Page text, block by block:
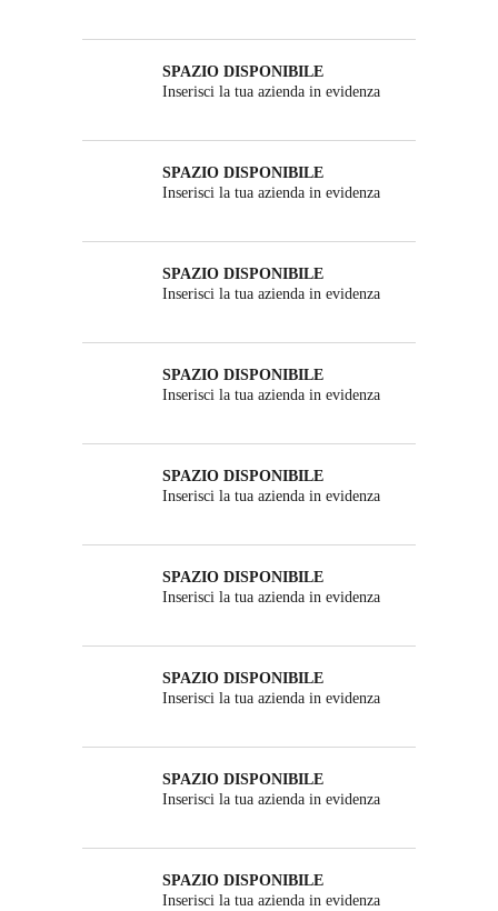
SPAZIO DISPONIBILE
Inserisci la tua azienda in evidenza
SPAZIO DISPONIBILE
Inserisci la tua azienda in evidenza
SPAZIO DISPONIBILE
Inserisci la tua azienda in evidenza
SPAZIO DISPONIBILE
Inserisci la tua azienda in evidenza
SPAZIO DISPONIBILE
Inserisci la tua azienda in evidenza
SPAZIO DISPONIBILE
Inserisci la tua azienda in evidenza
SPAZIO DISPONIBILE
Inserisci la tua azienda in evidenza
SPAZIO DISPONIBILE
Inserisci la tua azienda in evidenza
SPAZIO DISPONIBILE
Inserisci la tua azienda in evidenza